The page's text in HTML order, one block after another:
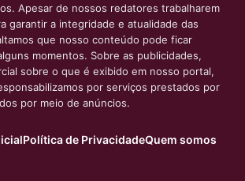
Apesar de nossos redatores trabalharem
garantir a integridade e atualidade das
que nosso conteúdo pode ficar
momentos. Sobre as publicidades,
sobre o que é exibido em nosso portal,
por serviços prestados por
por meio de anúncios.
Política de PrivacidadeQuem somos